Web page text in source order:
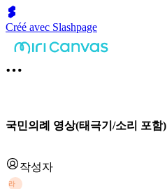
Créé avec Slashpage
국민의례 영상(태극기/소리 포함)
작성자
라